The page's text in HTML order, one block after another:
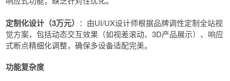
定制化设计（3万元） ：由UI/UX设计师根据品牌调性定制全站视
觉方案，包括动态交互效果（如视差滚动、3D产品展示）、响应
式断点精细化调整，确保多设备适配完美。
功能复杂度